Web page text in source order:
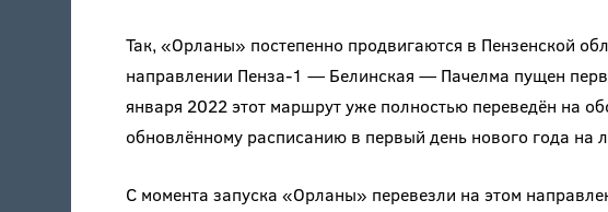
Так, «Орланы» постепенно продвигаются в Пензенской
направлении Пенза-1 — Белинская — Пачелма пущен
января 2022 этот маршрут уже полностью переведён на
обновлённому расписанию в первый день нового года
С момента запуска «Орланы» перевезли на этом